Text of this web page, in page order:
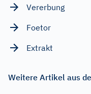
Vererbung
Foetor
Extrakt
Weitere Artikel aus